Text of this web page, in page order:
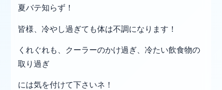
夏バテ知らず！
皆様、冷やし過ぎても体は不調になります！
くれぐれも、クーラーのかけ過ぎ、冷たい飲食物の
取り過ぎ
には気を付けて下さいネ！